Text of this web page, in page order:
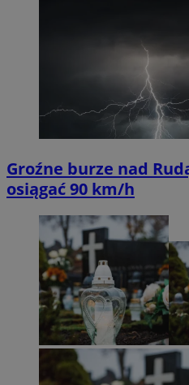
Groźne burze nad
osiągać 90 km/h